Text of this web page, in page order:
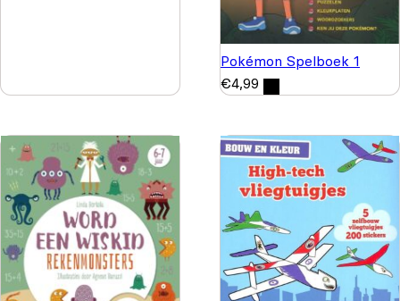
Pokémon Spelboek 1
€4,99